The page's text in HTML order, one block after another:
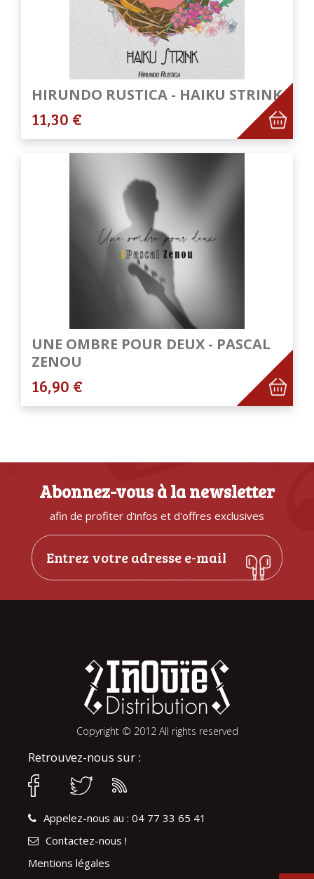
HIRUNDO RUSTICA - HAIKU STRINK
11,30 €
UNE OMBRE POUR DEUX - PASCAL
ZENOU
16,90 €
Abonnez-vous à la newsletter
afin de profiter d'infos et d'offres exclusives
Copyright © 2012 All rights reserved
Retrouvez-nous sur :
Appelez-nous au : 04 77 33 65 41
Contactez-nous !
Mentions légales